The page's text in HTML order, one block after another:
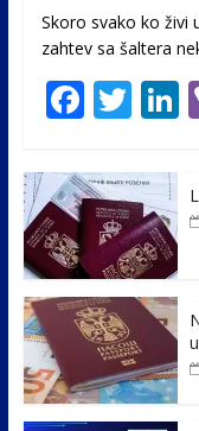
Skoro svako ko živi
zahtev sa šaltera
F
e
b
o
o
k
T
itt
er e